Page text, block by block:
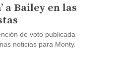
a Bailey en las
de voto publicada
noticias para Monty.